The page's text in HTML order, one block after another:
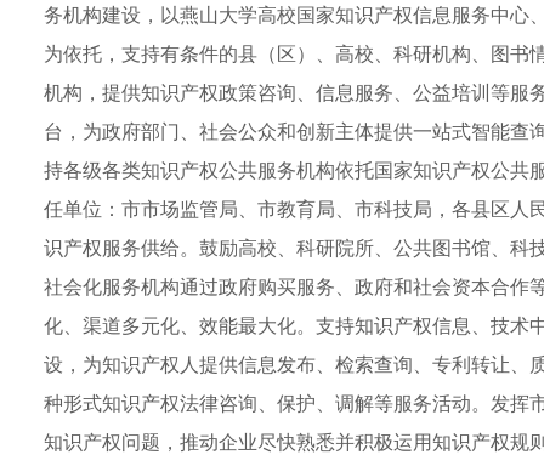
务机构建设，以燕山大学高校国家知识产权信息服务中
为依托，支持有条件的县（区）、高校、科研机构、图
机构，提供知识产权政策咨询、信息服务、公益培训等
台，为政府部门、社会公众和创新主体提供一站式智能
持各级各类知识产权公共服务机构依托国家知识产权公
任单位：市市场监管局、市教育局、市科技局，各县区
识产权服务供给。鼓励高校、科研院所、公共图书馆、
社会化服务机构通过政府购买服务、政府和社会资本合
化、渠道多元化、效能最大化。支持知识产权信息、技
设，为知识产权人提供信息发布、检索查询、专利转让
种形式知识产权法律咨询、保护、调解等服务活动。发
知识产权问题，推动企业尽快熟悉并积极运用知识产权